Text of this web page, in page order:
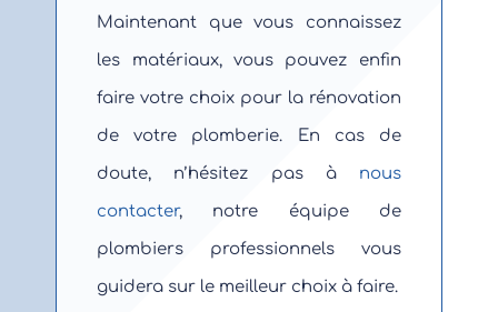
Maintenant que vous connaissez
les matériaux, vous pouvez enfin
faire votre choix pour la rénovation
de votre plomberie. En cas de
doute, n’hésitez pas à nous
contacter, notre équipe de
plombiers professionnels vous
guidera sur le meilleur choix à faire.